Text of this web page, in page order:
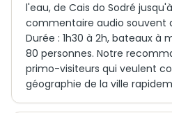
l'eau, de Cais do Sodré
commentaire audio souvent
Durée : 1h30 à 2h, bateaux à
80 personnes. Notre
primo-visiteurs qui veulent
géographie de la ville